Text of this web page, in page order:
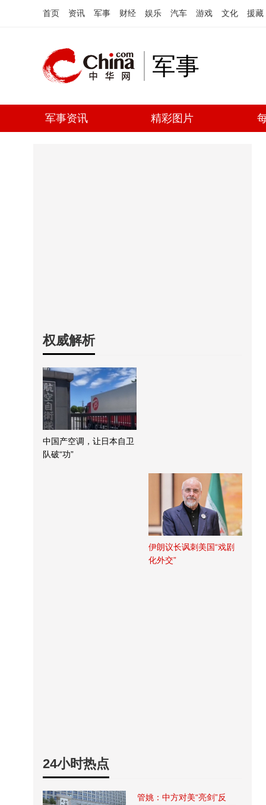
首页 资讯 军事 财经 娱乐 汽车 游戏 文化 援藏
军事
军事资讯 精彩图片
权威解析
中国产空调，让日本自卫
队破“功”
伊朗议长讽刺美国“戏剧
化外交”
24小时热点
管姚：中方对美“亮剑”反